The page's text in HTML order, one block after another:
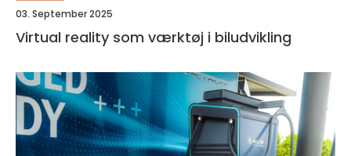
03. September 2025
Virtual reality som værktøj i biludvikling